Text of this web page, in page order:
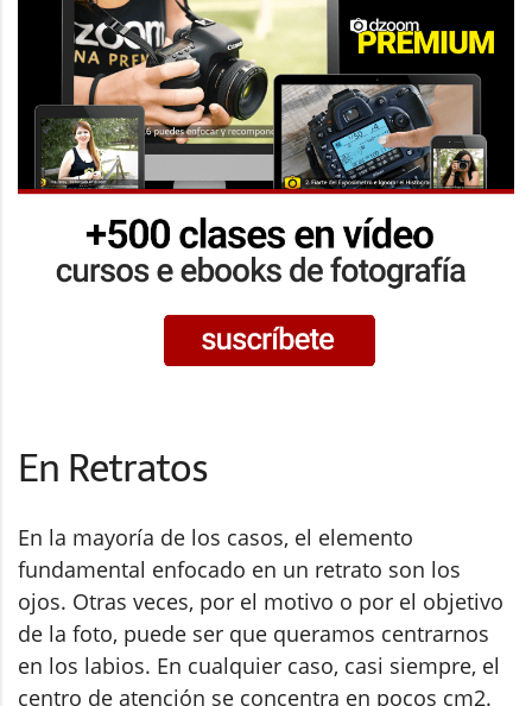
En Retratos
En la mayoría de los casos, el elemento
fundamental enfocado en un retrato son los
ojos. Otras veces, por el motivo o por el objetivo
de la foto, puede ser que queramos centrarnos
en los labios. En cualquier caso, casi siempre, el
centro de atención se concentra en pocos cm2.